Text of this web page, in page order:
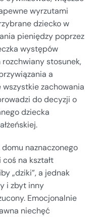
wyrzutami
dziecko w
pieniędzy poprzez
występów
rozchwiany stosunek,
a
zachowania
do decyzji o
dziecka
naznaczonego
na kształt
„dziki”, a jednak
i zbyt inny
Emocjonalnie
niechęć